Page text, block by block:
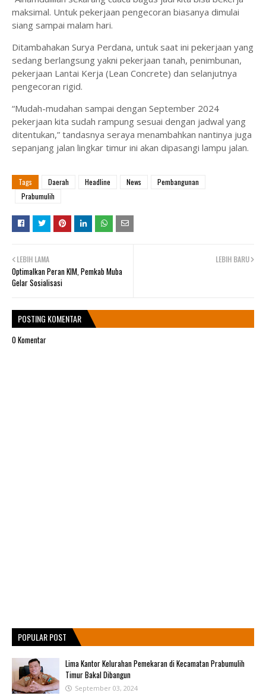
maksimal. Untuk pekerjaan pengecoran biasanya dimulai
siang sampai malam hari.
Ditambahakan Surya Perdana, untuk saat ini pekerjaan yang
sedang berlangsung yakni pekerjaan tanah, penimbunan,
pekerjaan Lantai Kerja (Lean Concrete) dan selanjutnya
pengecoran rigid.
“Mudah-mudahan sampai dengan September 2024
pekerjaan kita sudah rampung sesuai dengan jadwal yang
ditentukan,” tandasnya seraya menambahkan nantinya juga
sepanjang jalan lingkar timur ini akan dipasangi lampu jalan.
Tags Daerah Headline News
Pembangunan
Prabumulih
LEBIH BARU
LEBIH LAMA
Optimalkan Peran KIM, Pemkab Muba
Gelar Sosialisasi
POSTING KOMENTAR
0 Komentar
POPULAR POST
Lima Kantor Kelurahan Pemekaran di Kecamatan Prabumulih
Timur Bakal Dibangun
September 03, 2024